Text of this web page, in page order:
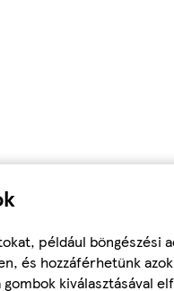
például böngészési
és hozzáférhetünk
kiválasztásával